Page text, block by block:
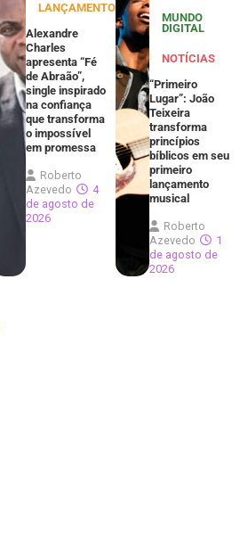
LANÇAMENTOS
Alexandre
Charles
apresenta “Fé
de Abraão”,
single inspirado
na confiança
que transforma
o impossível
em promessa
Roberto
Azevedo
4
de agosto de
2026
MUNDO
DIGITAL
NOTÍCIAS
“Primeiro
Lugar”: João
Teixeira
transforma
princípios
bíblicos em seu
primeiro
lançamento
musical
Roberto
Azevedo
1
de agosto de
2026